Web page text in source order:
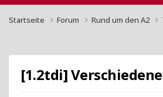
Startseite Forum Rund um den A2
[1.2tdi]